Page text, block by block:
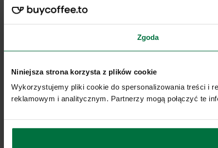
Zgoda
Niniejsza strona korzysta z plików cookie
Wykorzystujemy pliki cookie do spersonalizowania treści i
reklamowym i analitycznym. Partnerzy mogą połączyć te